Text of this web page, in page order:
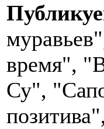
время",
Су",